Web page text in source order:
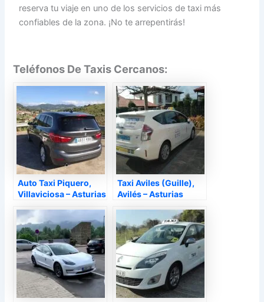
reserva tu viaje en uno de los servicios de taxi más
confiables de la zona. ¡No te arrepentirás!
Teléfonos De Taxis Cercanos:
Auto Taxi Piquero,
Villaviciosa – Asturias
Taxi Aviles (Guille),
Avilés – Asturias